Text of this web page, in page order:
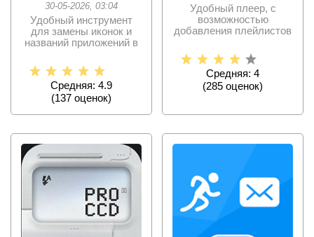
30-05-2026, 03:04
Удобный инструмент
для замены иконок и
названий приложений в
с
Средняя: 4.9
(137 оценок)
Удобный плеер, с
возможностью
добавления плейлистов
классным
Средняя: 4
(285 оценок)